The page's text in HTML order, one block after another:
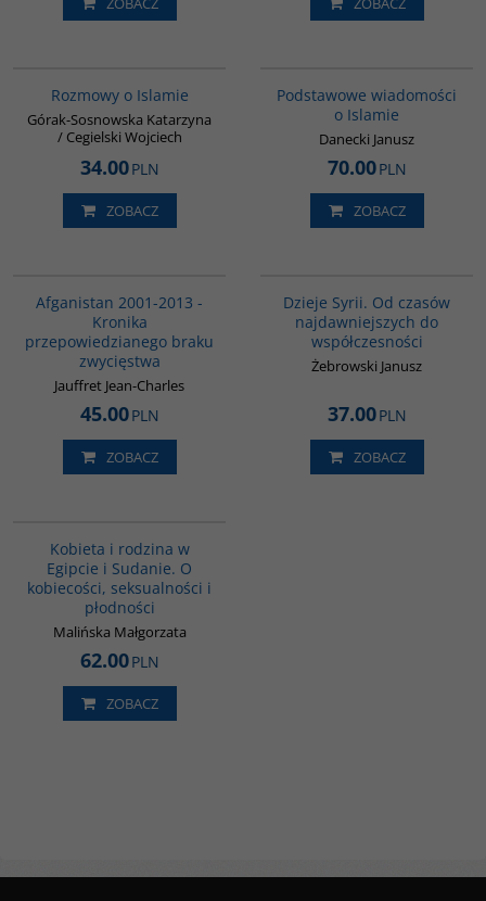
Rozmowy o Islamie
Górak-Sosnowska Katarzyna
/ Cegielski Wojciech
34.00PLN
ZOBACZ
Podstawowe wiadomości
o Islamie
Danecki Janusz
70.00PLN
ZOBACZ
Afganistan 2001-2013 -
Kronika
przepowiedzianego braku
zwycięstwa
Jauffret Jean-Charles
45.00PLN
ZOBACZ
Dzieje Syrii. Od czasów
najdawniejszych do
współczesności
Żebrowski Janusz
37.00PLN
ZOBACZ
Kobieta i rodzina w
Egipcie i Sudanie. O
kobiecości, seksualności i
płodności
Malińska Małgorzata
62.00PLN
ZOBACZ